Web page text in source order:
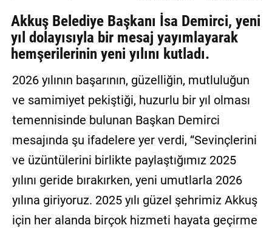
Künye
İletişim
Gizlilik
Sözleşmesi
Kullanıcı
Sözleşmesi
Akkuş Belediye Başkanı İsa Demirci, yeni
yıl dolayısıyla bir mesaj yayımlayarak
hemşerilerinin yeni yılını kutladı.
2026 yılının başarının, güzelliğin, mutluluğun
ve samimiyet pekiştiği, huzurlu bir yıl olması
temennisinde bulunan Başkan Demirci
mesajında şu ifadelere yer verdi, “Sevinçlerini
ve üzüntülerini birlikte paylaştığımız 2025
yılını geride bırakırken, yeni umutlarla 2026
yılına giriyoruz. 2025 yılı güzel şehrimiz Akkuş
için her alanda birçok hizmeti hayata geçirme